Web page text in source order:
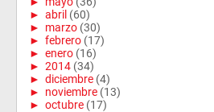
► abril (60)
► marzo (30)
► febrero (17)
► enero (16)
► 2014 (34)
► diciembre (4)
► noviembre (13)
► octubre (17)